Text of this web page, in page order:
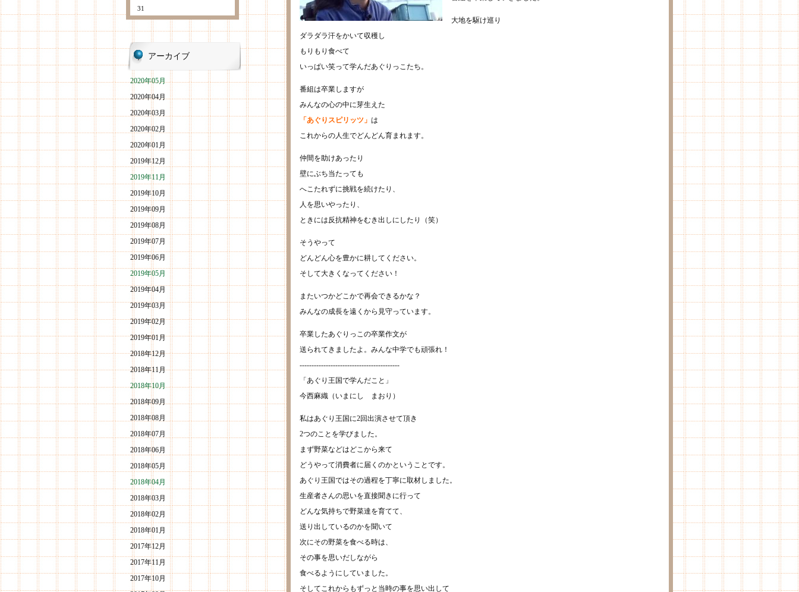
31
アーカイブ
2020年05月
2020年04月
2020年03月
2020年02月
2020年01月
2019年12月
2019年11月
2019年10月
2019年09月
2019年08月
2019年07月
2019年06月
2019年05月
2019年04月
2019年03月
2019年02月
2019年01月
2018年12月
2018年11月
2018年10月
2018年09月
2018年08月
2018年07月
2018年06月
2018年05月
2018年04月
2018年03月
2018年02月
2018年01月
2017年12月
2017年11月
2017年10月
大地を駆け巡り
ダラダラ汗をかいて収穫し
もりもり食べて
いっぱい笑って学んだあぐりっこたち。
番組は卒業しますが
みんなの心の中に芽生えた
「あぐりスピリッツ」 は
これからの人生でどんどん育まれます。
仲間を助けあったり
壁にぶち当たっても
へこたれずに挑戦を続けたり、
人を思いやったり、
ときには反抗精神をむき出しにしたり（笑）
そうやって
どんどん心を豊かに耕してください。
そして大きくなってください！
またいつかどこかで再会できるかな？
みんなの成長を遠くから見守っています。
卒業したあぐりっこの卒業作文が
送られてきましたよ。みんな中学でも頑張れ！
------------------------------------------
「あぐり王国で学んだこと」
今西麻織（いまにし まおり）
私はあぐり王国に2回出演させて頂き
2つのことを学びました。
まず野菜などはどこから来て
どうやって消費者に届くのかということです。
あぐり王国ではその過程を丁寧に取材しました。
生産者さんの思いを直接聞きに行って
どんな気持ちで野菜達を育てて、
送り出しているのかを聞いて
次にその野菜を食べる時は、
その事を思いだしながら
食べるようにしていました。
そしてこれからもずっと当時の事を思い出して